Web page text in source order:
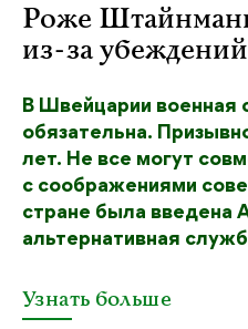
Роже
из-за убеждений
В Швейцарии военная
обязательна.
лет. Не все могут
с соображениями
стране была введена
альтернативная
Узнать больше